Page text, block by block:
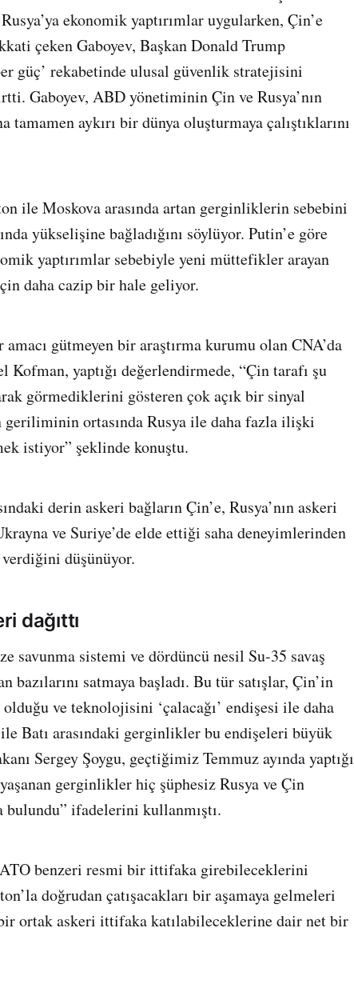
ekonomik yaptırımlar uygularken, Çin’e
çeken Gaboyev, Başkan Donald Trump
güç’ rekabetinde ulusal güvenlik stratejisini
Gaboyev, ABD yönetiminin Çin ve Rusya’nın
tamamen aykırı bir dünya oluşturmaya çalıştıklarını
ile Moskova arasında artan gerginliklerin sebebini
yükselişine bağladığını söylüyor. Putin’e göre
yaptırımlar sebebiyle yeni müttefikler arayan
daha cazip bir hale geliyor.
gütmeyen bir araştırma kurumu olan CNA’da
Kofman, yaptığı değerlendirmede, “Çin tarafı şu
görmediklerini gösteren çok açık bir sinyal
ortasında Rusya ile daha fazla ilişki
istiyor” şeklinde konuştu.
derin askeri bağların Çin’e, Rusya’nın askeri
ve Suriye’de elde ettiği saha deneyimlerinden
düşünüyor.
dağıttı
savunma sistemi ve dördüncü nesil Su-35 savaş
bazılarını satmaya başladı. Bu tür satışlar, Çin’in
ve teknolojisini ‘çalacağı’ endişesi ile daha
Batı arasındaki gerginlikler bu endişeleri büyük
Sergey Şoygu, geçtiğimiz Temmuz ayında yaptığı
gerginlikler hiç şüphesiz Rusya ve Çin
ifadelerini kullanmıştı.
benzeri resmi bir ittifaka girebileceklerini
doğrudan çatışacakları bir aşamaya gelmeleri
bir ortak askeri ittifaka katılabileceklerine dair net bir